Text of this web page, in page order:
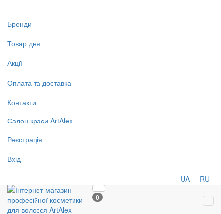
Бренди
Товар дня
Акції
Оплата та доставка
Контакти
Салон краси ArtAlex
Реєстрація
Вхід
UA RU
0